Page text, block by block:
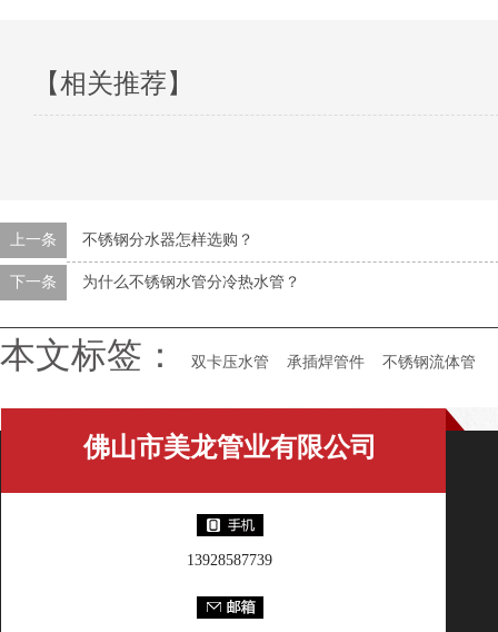
【相关推荐】
上一条 不锈钢分水器怎样选购？
下一条 为什么不锈钢水管分冷热水管？
本文标签： 双卡压水管 承插焊管件 不锈钢流体管
佛山市美龙管业有限公司
13928587739